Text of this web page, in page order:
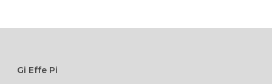
Gi Effe Pi